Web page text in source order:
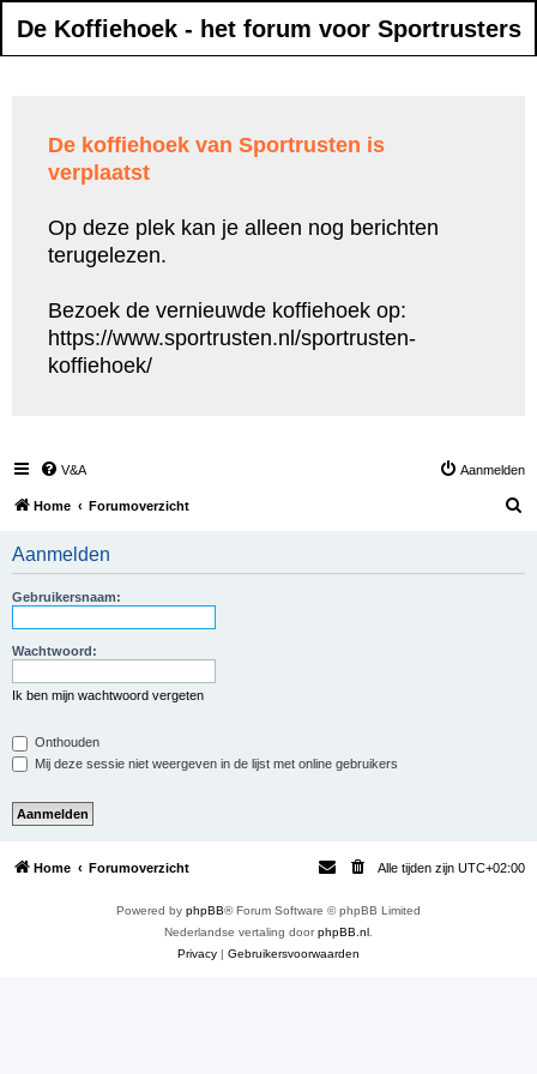
De Koffiehoek - het forum voor Sportrusters
De koffiehoek van Sportrusten is
verplaatst
Op deze plek kan je alleen nog berichten
terugelezen.
Bezoek de vernieuwde koffiehoek op:
https://www.sportrusten.nl/sportrusten-
koffiehoek/
V&A Aanmelden
Home Forumoverzicht
Aanmelden
Gebruikersnaam:
Wachtwoord:
Ik ben mijn wachtwoord vergeten
Onthouden
Mij deze sessie niet weergeven in de lijst met online gebruikers
Home Forumoverzicht Alle tijden zijn UTC+02:00
Powered by phpBB® Forum Software © phpBB Limited
Nederlandse vertaling doorphpBB.nl.
Privacy | Gebruikersvoorwaarden